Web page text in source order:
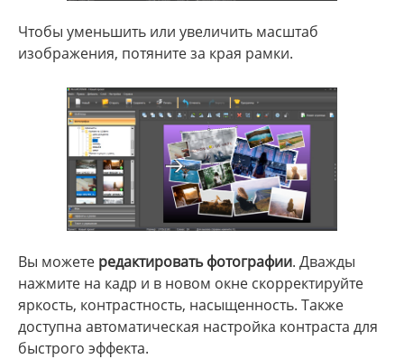
Чтобы уменьшить или увеличить масштаб
изображения, потяните за края рамки.
Вы можете редактировать фотографии. Дважды
нажмите на кадр и в новом окне скорректируйте
яркость, контрастность, насыщенность. Также
доступна автоматическая настройка контраста для
быстрого эффекта.